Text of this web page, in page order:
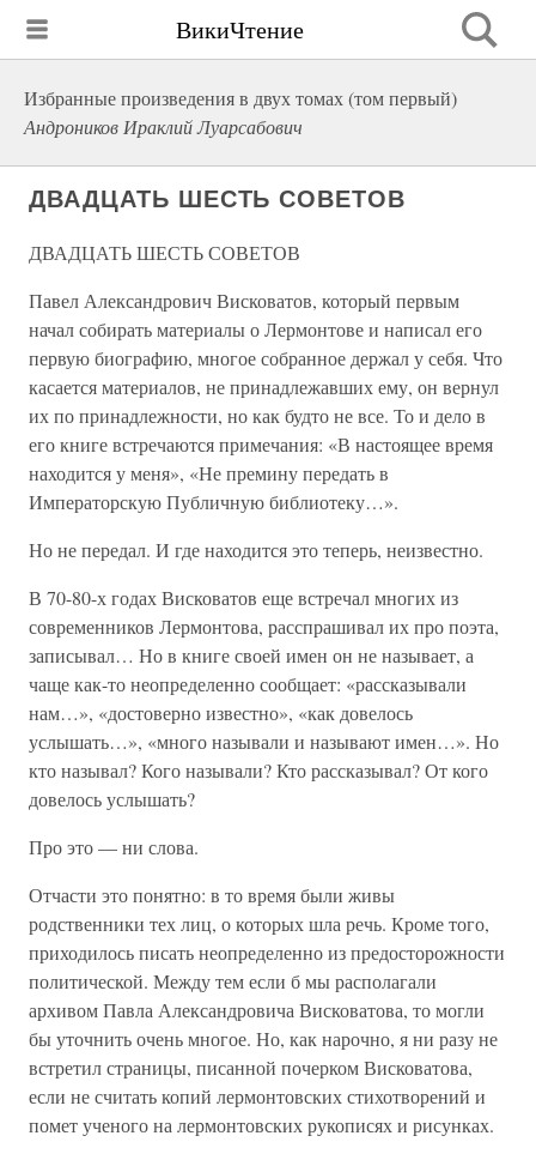
ВикиЧтение
Избранные произведения в двух томах (том первый)
Андроников Ираклий Луарсабович
ДВАДЦАТЬ ШЕСТЬ СОВЕТОВ
ДВАДЦАТЬ ШЕСТЬ СОВЕТОВ
Павел Александрович Висковатов, который первым
начал собирать материалы о Лермонтове и написал его
первую биографию, многое собранное держал у себя. Что
касается материалов, не принадлежавших ему, он вернул
их по принадлежности, но как будто не все. То и дело в
его книге встречаются примечания: «В настоящее время
находится у меня», «Не премину передать в
Императорскую Публичную библиотеку…».
Но не передал. И где находится это теперь, неизвестно.
В 70-80-х годах Висковатов еще встречал многих из
современников Лермонтова, расспрашивал их про поэта,
записывал… Но в книге своей имен он не называет, а
чаще как-то неопределенно сообщает: «рассказывали
нам…», «достоверно известно», «как довелось
услышать…», «много называли и называют имен…». Но
кто называл? Кого называли? Кто рассказывал? От кого
довелось услышать?
Про это — ни слова.
Отчасти это понятно: в то время были живы
родственники тех лиц, о которых шла речь. Кроме того,
приходилось писать неопределенно из предосторожности
политической. Между тем если б мы располагали
архивом Павла Александровича Висковатова, то могли
бы уточнить очень многое. Но, как нарочно, я ни разу не
встретил страницы, писанной почерком Висковатова,
если не считать копий лермонтовских стихотворений и
помет ученого на лермонтовских рукописях и рисунках.